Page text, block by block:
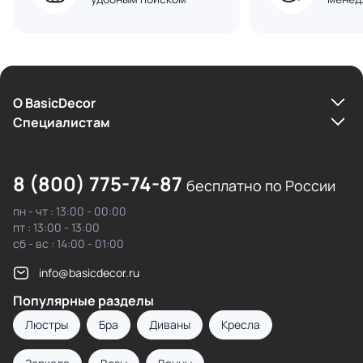
О BasicDecor
Cпециалистам
8 (800) 775-74-87 бесплатно по России
пн - чт : 13:00 - 00:00
пт : 13:00 - 13:00
сб - вс : 14:00 - 01:00
info@basicdecor.ru
Популярные разделы
Люстры Бра Диваны Кресла